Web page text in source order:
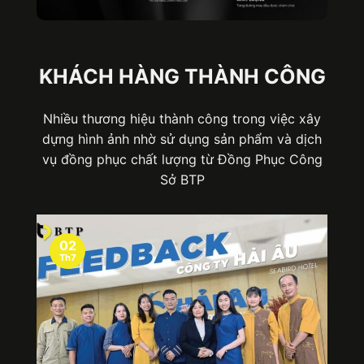
Phụ kiện tạp dề có nhiều công dụng quan trọng với
đơn vị
KHÁCH HÀNG THÀNH CÔNG
Nhiều thương hiệu thành công trong việc xây
dựng hình ảnh nhờ sử dụng sản phẩm và dịch
vụ đồng phục chất lượng từ Đồng Phục Công
Sở BTP
02
Th7